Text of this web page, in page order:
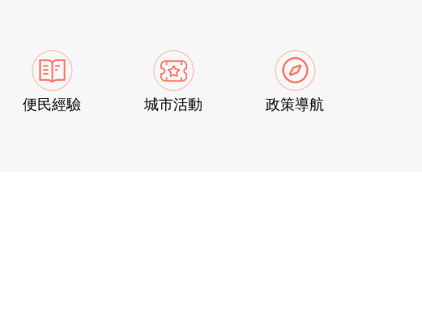
便民經驗 城市活動 政策導航